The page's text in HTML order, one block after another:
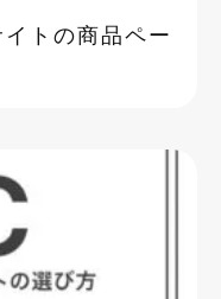
イトの商品ペー